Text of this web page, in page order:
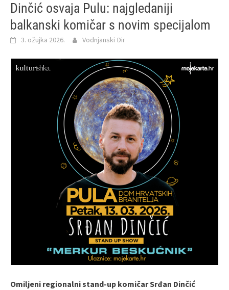
Dinčić osvaja Pulu: najgledaniji
balkanski komičar s novim specijalom
3. ožujka 2026. Vodnjanski Đir
Omiljeni regionalni stand‑up komičar Srđan Dinčić